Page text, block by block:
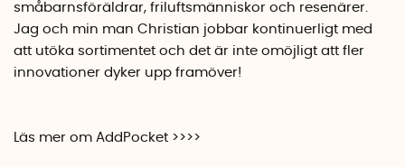
småbarnsföräldrar, friluftsmänniskor och resenärer.
Jag och min man Christian jobbar kontinuerligt med
att utöka sortimentet och det är inte omöjligt att fler
innovationer dyker upp framöver!
Läs mer om AddPocket >>>>